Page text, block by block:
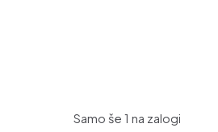
Samo še 1 na zalogi